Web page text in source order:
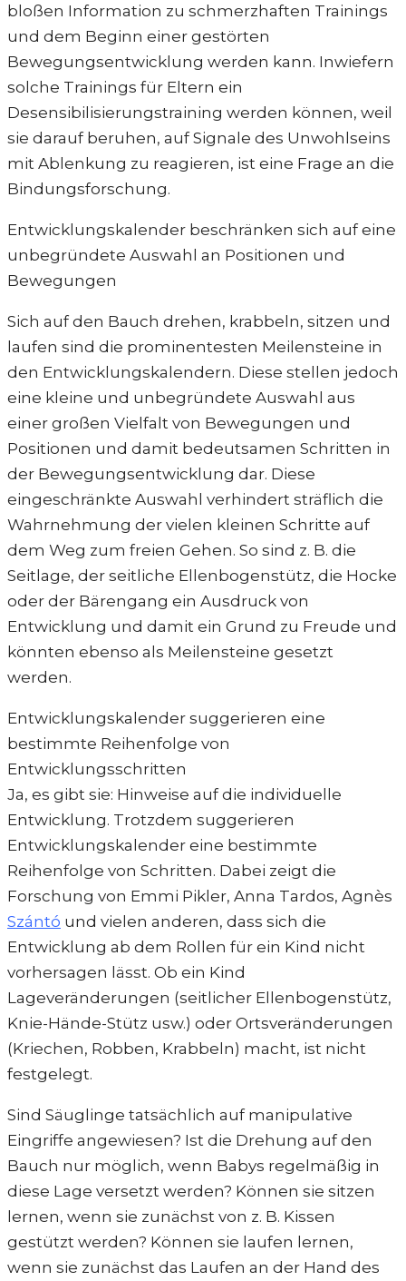
bloßen Information zu schmerzhaften Trainings
und dem Beginn einer gestörten
Bewegungsentwicklung werden kann. Inwiefern
solche Trainings für Eltern ein
Desensibilisierungstraining werden können, weil
sie darauf beruhen, auf Signale des Unwohlseins
mit Ablenkung zu reagieren, ist eine Frage an die
Bindungsforschung.
Entwicklungskalender beschränken sich auf eine
unbegründete Auswahl an Positionen und
Bewegungen
Sich auf den Bauch drehen, krabbeln, sitzen und
laufen sind die prominentesten Meilensteine in
den Entwicklungskalendern. Diese stellen jedoch
eine kleine und unbegründete Auswahl aus
einer großen Vielfalt von Bewegungen und
Positionen und damit bedeutsamen Schritten in
der Bewegungsentwicklung dar. Diese
eingeschränkte Auswahl verhindert sträflich die
Wahrnehmung der vielen kleinen Schritte auf
dem Weg zum freien Gehen. So sind z. B. die
Seitlage, der seitliche Ellenbogenstütz, die Hocke
oder der Bärengang ein Ausdruck von
Entwicklung und damit ein Grund zu Freude und
könnten ebenso als Meilensteine gesetzt
werden.
Entwicklungskalender suggerieren eine
bestimmte Reihenfolge von
Entwicklungsschritten
Ja, es gibt sie: Hinweise auf die individuelle
Entwicklung. Trotzdem suggerieren
Entwicklungskalender eine bestimmte
Reihenfolge von Schritten. Dabei zeigt die
Forschung von Emmi Pikler, Anna Tardos, Agnès
Szántó und vielen anderen, dass sich die
Entwicklung ab dem Rollen für ein Kind nicht
vorhersagen lässt. Ob ein Kind
Lageveränderungen (seitlicher Ellenbogenstütz,
Knie-Hände-Stütz usw.) oder Ortsveränderungen
(Kriechen, Robben, Krabbeln) macht, ist nicht
festgelegt.
Sind Säuglinge tatsächlich auf manipulative
Eingriffe angewiesen? Ist die Drehung auf den
Bauch nur möglich, wenn Babys regelmäßig in
diese Lage versetzt werden? Können sie sitzen
lernen, wenn sie zunächst von z. B. Kissen
gestützt werden? Können sie laufen lernen,
wenn sie zunächst das Laufen an der Hand des